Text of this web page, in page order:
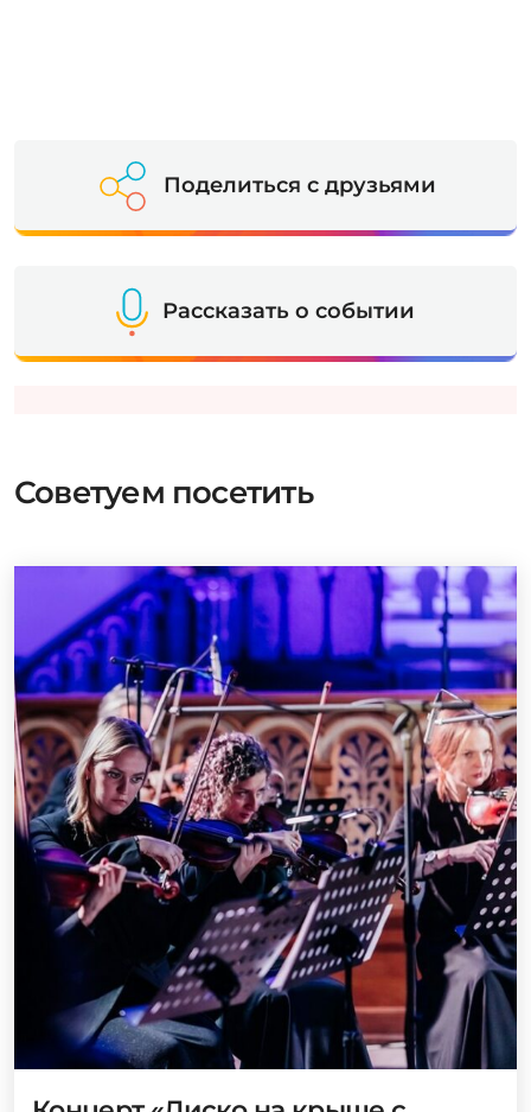
Поделиться с друзьями
Рассказать о событии
Советуем посетить